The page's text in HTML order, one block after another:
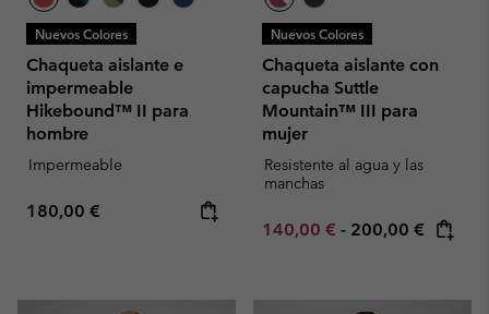
Nuevos Colores
Chaqueta aislante e
impermeable
Hikebound™ II para
hombre
Impermeable
Regular price:
180,00 €
Nuevos Colores
Chaqueta aislante con
capucha Suttle
Mountain™ III para
mujer
Resistente al agua y las
manchas
Minimum sale price:
140,00 € - Maximum price:
200,00 €